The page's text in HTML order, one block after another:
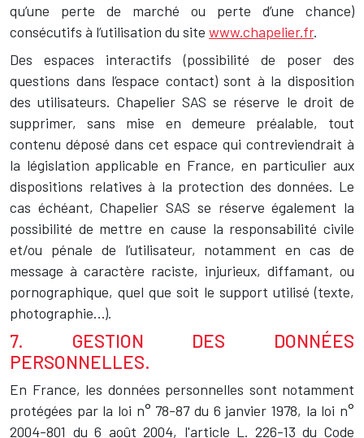
qu’une perte de marché ou perte d’une chance)
consécutifs à l’utilisation du site www.chapelier.fr.
Des espaces interactifs (possibilité de poser des
questions dans l’espace contact) sont à la disposition
des utilisateurs. Chapelier SAS se réserve le droit de
supprimer, sans mise en demeure préalable, tout
contenu déposé dans cet espace qui contreviendrait à
la législation applicable en France, en particulier aux
dispositions relatives à la protection des données. Le
cas échéant, Chapelier SAS se réserve également la
possibilité de mettre en cause la responsabilité civile
et/ou pénale de l’utilisateur, notamment en cas de
message à caractère raciste, injurieux, diffamant, ou
pornographique, quel que soit le support utilisé (texte,
photographie…).
7. GESTION DES DONNÉES
PERSONNELLES.
En France, les données personnelles sont notamment
protégées par la loi n° 78-87 du 6 janvier 1978, la loi n°
2004-801 du 6 août 2004, l'article L. 226-13 du Code